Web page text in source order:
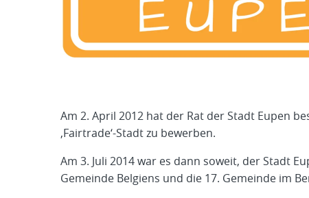
Am 2. April 2012 hat der Rat der Stadt Eupen
‚Fairtrade‘-Stadt zu bewerben.
Am 3. Juli 2014 war es dann soweit, der Stadt
Gemeinde Belgiens und die 17. Gemeinde im